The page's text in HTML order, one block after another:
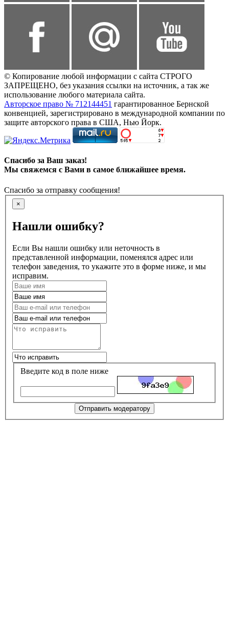
© Копирование любой информации с сайта СТРОГО
ЗАПРЕЩЕНО, без указания ссылки на источник, а так же
использование любого материала сайта.
Авторское право № 712144451 гарантированное Бернской
конвенцией, зарегистрировано в международной компании по
защите авторского права в США, Нью Йорк.
Спасибо за Ваш заказ!
Мы свяжемся с Вами в самое ближайшее время.
Спасибо за отправку сообщения!
×
Нашли ошибку?
Если Вы нашли ошибку или неточность в
представленной информации, поменялся адрес или
телефон заведения, то укажите это в форме ниже, и мы
исправим.
Введите код в поле ниже
Отправить модератору